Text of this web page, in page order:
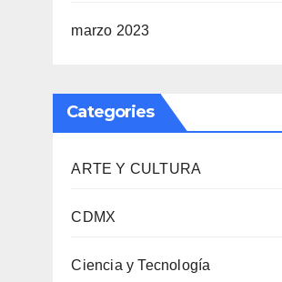
marzo 2023
Categories
ARTE Y CULTURA
CDMX
Ciencia y Tecnología